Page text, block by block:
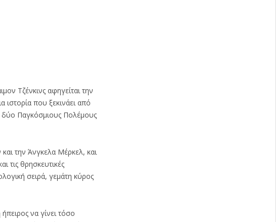
Τζένκινς αφηγείται την
που ξεκινάει από
δύο Παγκόσμιους Πολέμους
την Άνγκελα Μέρκελ, και
τις θρησκευτικές
σειρά, γεμάτη κύρος
να γίνει τόσο